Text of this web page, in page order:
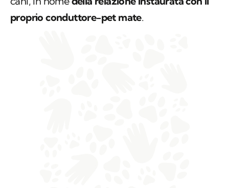
proprio conduttore-pet mate.